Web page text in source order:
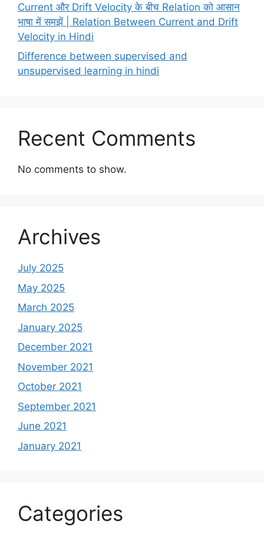
Current और Drift Velocity के बीच Relation को आसान
भाषा में समझें | Relation Between Current and Drift
Velocity in Hindi
Difference between supervised and
unsupervised learning in hindi
Recent Comments
No comments to show.
Archives
July 2025
May 2025
March 2025
January 2025
December 2021
November 2021
October 2021
September 2021
June 2021
January 2021
Categories